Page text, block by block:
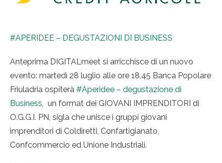
#APERIDEE – DEGUSTAZIONI DI BUSINESS
Anteprima DIGITALmeet si arricchisce di un nuovo
evento: martedì 28 luglio alle ore 18,45 Banca Popolare
Friuladria ospiterà #Aperidee – degustazione di
Business , un format dei GIOVANI IMPRENDITORI di
O.G.G.I. PN, sigla che unisce i gruppi giovani
imprenditori di Coldiretti, Confartigianato,
Confcommercio ed Unione Industriali.